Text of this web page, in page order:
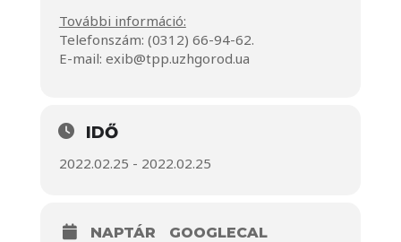
További információ:
Telefonszám: (0312) 66-94-62.
E-mail: exib@tpp.uzhgorod.ua
IDŐ
2022.02.25 - 2022.02.25
NAPTÁR GOOGLECAL